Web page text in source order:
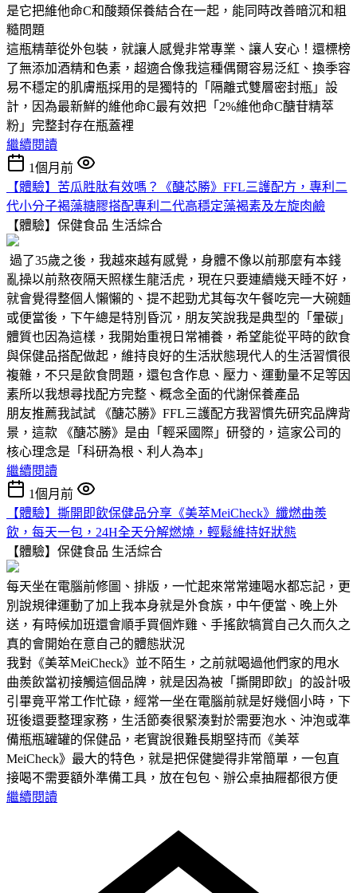
是它把維他命C和酸類保養結合在一起，能同時改善暗沉和粗
糙問題
這瓶精華從外包裝，就讓人感覺非常專業、讓人安心！還標榜
了無添加酒精和色素，超適合像我這種偶爾容易泛紅、換季容
易不穩定的肌膚瓶採用的是獨特的「隔離式雙層密封瓶」設
計，因為最新鮮的維他命C最有效把「2%維他命C醣苷精萃
粉」完整封存在瓶蓋裡
繼續閱讀
1個月前
【體驗】苦瓜胜肽有效嗎？《醣芯勝》FFL三護配方，專利二
代小分子褐藻糖膠搭配專利二代高穩定藻褐素及左旋肉鹼
【體驗】保健食品 生活綜合
過了35歲之後，我越來越有感覺，身體不像以前那麼有本錢
亂操以前熬夜隔天照樣生龍活虎，現在只要連續幾天睡不好，
就會覺得整個人懶懶的、提不起勁尤其每次午餐吃完一大碗麵
或便當後，下午總是特別昏沉，朋友笑說我是典型的「暈碳」
體質也因為這樣，我開始重視日常補養，希望能從平時的飲食
與保健品搭配做起，維持良好的生活狀態現代人的生活習慣很
複雜，不只是飲食問題，還包含作息、壓力、運動量不足等因
素所以我想尋找配方完整、概念全面的代謝保養產品
朋友推薦我試試 《醣芯勝》FFL三護配方我習慣先研究品牌背
景，這款 《醣芯勝》是由「輕采國際」研發的，這家公司的
核心理念是「科研為根、利人為本」
繼續閱讀
1個月前
【體驗】撕開即飲保健品分享《美萃MeiCheck》纖燃曲羨
飲，每天一包，24H全天分解燃燒，輕鬆維持好狀態
【體驗】保健食品 生活綜合
每天坐在電腦前修圖、排版，一忙起來常常連喝水都忘記，更
別說規律運動了加上我本身就是外食族，中午便當、晚上外
送，有時候加班還會順手買個炸雞、手搖飲犒賞自己久而久之
真的會開始在意自己的體態狀況
我對《美萃MeiCheck》並不陌生，之前就喝過他們家的甩水
曲羨飲當初接觸這個品牌，就是因為被「撕開即飲」的設計吸
引畢竟平常工作忙碌，經常一坐在電腦前就是好幾個小時，下
班後還要整理家務，生活節奏很緊湊對於需要泡水、沖泡或準
備瓶瓶罐罐的保健品，老實說很難長期堅持而《美萃
MeiCheck》最大的特色，就是把保健變得非常簡單，一包直
接喝不需要額外準備工具，放在包包、辦公桌抽屜都很方便
繼續閱讀